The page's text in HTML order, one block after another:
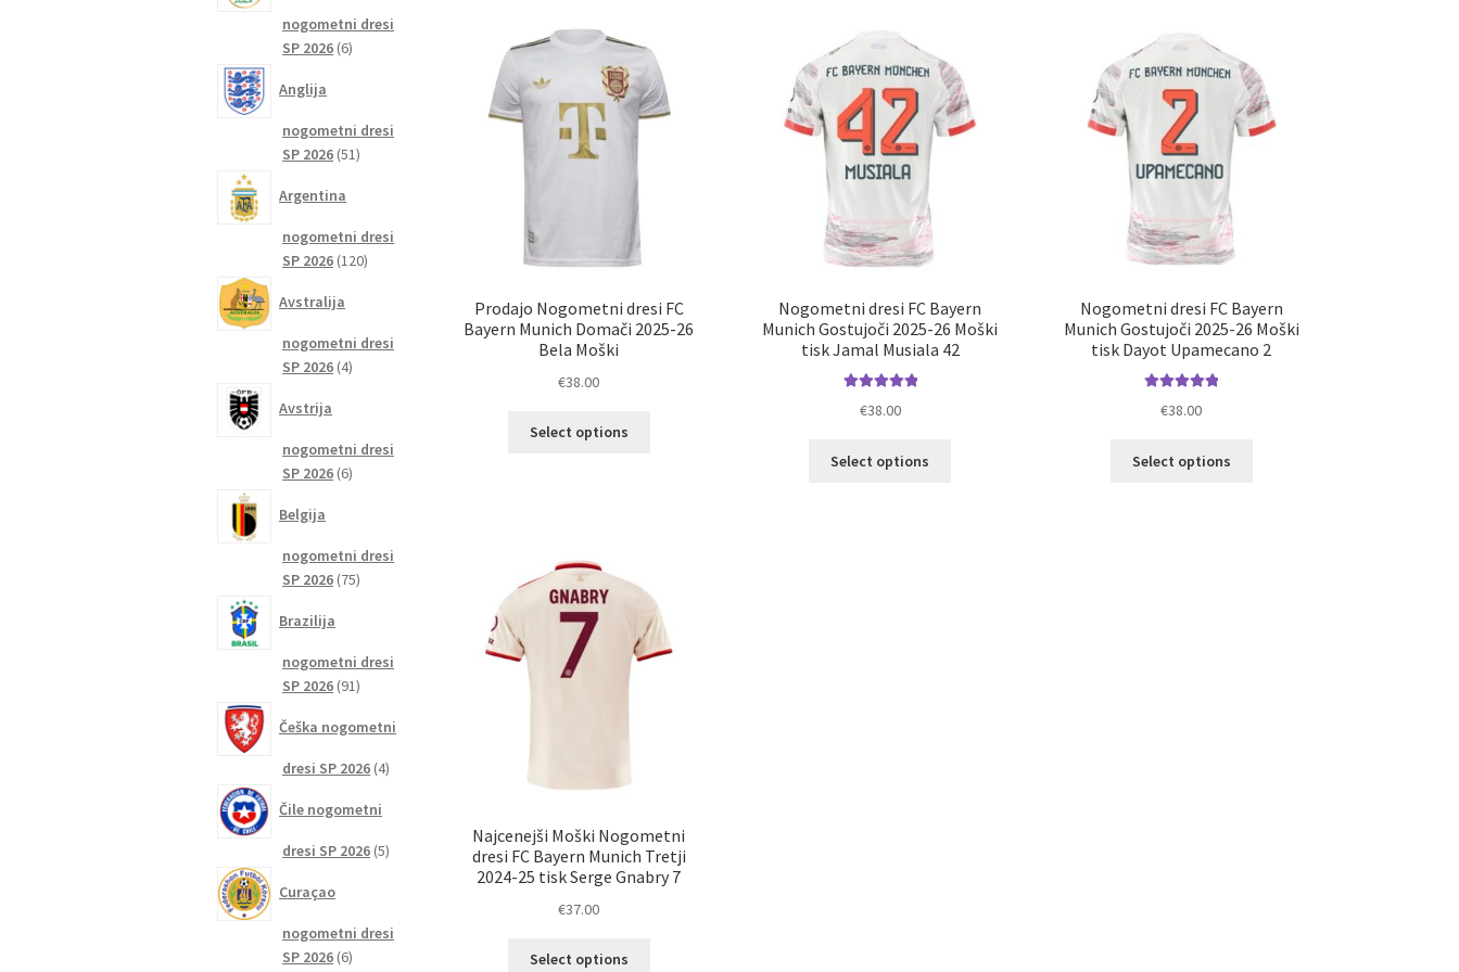
Prodajo Nogometni dresi FC
Bayern Munich Domači 2025-26
Bela Moški
€38.00
Select options
na
strani
izdelka
Nogometni dresi FC Bayern
Munich Gostujoči 2025-26 Moški
tisk Jamal Musiala 42
€38.00
Select options
Nogometni dresi FC Bayern
Munich Gostujoči 2025-26 Moški
tisk Dayot Upamecano 2
€38.00
Select options
Najcenejši Moški Nogometni
dresi FC Bayern Munich Tretji
2024-25 tisk Serge Gnabry 7
€37.00
Select options
nogometni dresi
SP 2026 66
Anglija
nogometni dresi
SP 2026 5151
Argentina
nogometni dresi
SP 2026 120120
Avstralija
nogometni dresi
SP 2026 44
Avstrija
nogometni dresi
SP 2026 66
Belgija
nogometni dresi
SP 2026 7575
Brazilija
nogometni dresi
SP 2026 9191
Češka nogometni
dresi SP 2026 44
Čile nogometni
dresi SP 2026 55
Curaçao
nogometni dresi
SP 2026 66